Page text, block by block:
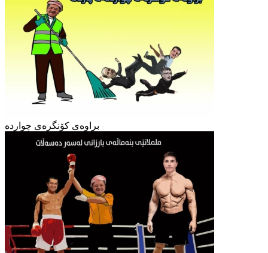
براوەی کۆنگرەی چواردە